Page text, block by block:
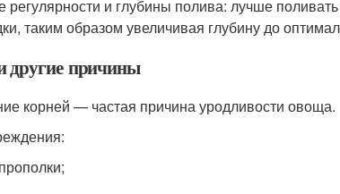
и глубины полива: лучше
таким образом увеличивая глубину до
другие причины
корней — частая причина уродливости овоща.